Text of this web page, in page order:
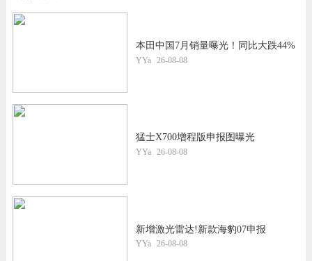
本田中国7月销量曝光！同比大跌44%
YYa 26-08-08
猛士X700增程版申报图曝光
YYa 26-08-08
新增激光雷达!新款海豹07申报
YYa 26-08-08